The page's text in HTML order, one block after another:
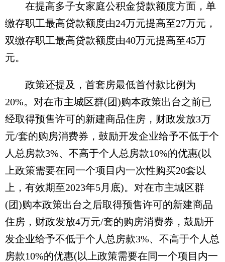
在提高多子女家庭公积金贷款额度方面，单
缴存职工最高贷款额度由24万元提高至27万元，
双缴存职工最高贷款额度由40万元提高至45万
元。
政策还提及，首套房最低首付款比例为
20%。对在市主城区群(团)购本政策出台之前已
经取得预售许可的新建商品住房，财政发放3万
元/套的购房消费券，鼓励开发企业给予不低于个
人总房款3%、不高于个人总房款10%的优惠(以
上政策需要在同一个项目内一次性购买20套以
上，有效期至2023年5月底)。对在市主城区群
(团)购本政策出台之后取得预售许可的新建商品
住房，财政发放4万元/套的购房消费券，鼓励开
发企业给予不低于个人总房款3%、不高于个人总
房款10%的优惠(以上政策需要在同一个项目内一